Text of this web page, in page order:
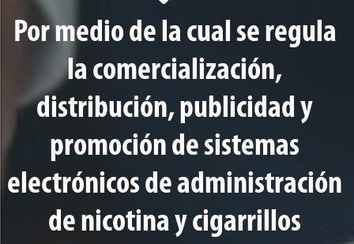
Por medio de la cual se regula
la comercialización,
distribución, publicidad y
promoción de sistemas
electrónicos de administración
de nicotina y cigarrillos